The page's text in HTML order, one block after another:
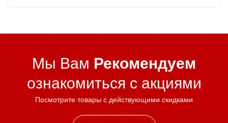
Мы Вам Рекомендуем
ознакомиться c акциями
Посмотрите товары с действующими скидками